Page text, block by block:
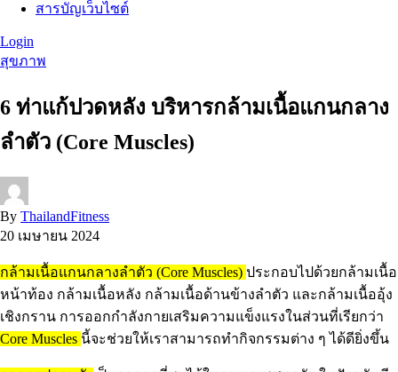
สารบัญเว็บไซต์
Login
สุขภาพ
6 ท่าแก้ปวดหลัง บริหารกล้ามเนื้อแกนกลาง
ลำตัว (Core Muscles)
By ThailandFitness
20 เมษายน 2024
กล้ามเนื้อแกนกลางลำตัว (Core Muscles) ประกอบไปด้วยกล้ามเนื้อ
หน้าท้อง กล้ามเนื้อหลัง กล้ามเนื้อด้านข้างลำตัว และกล้ามเนื้ออุ้ง
เชิงกราน การออกกำลังกายเสริมความแข็งแรงในส่วนที่เรียกว่า
Core Muscles นี้จะช่วยให้เราสามารถทำกิจกรรมต่าง ๆ ได้ดียิ่งขึ้น